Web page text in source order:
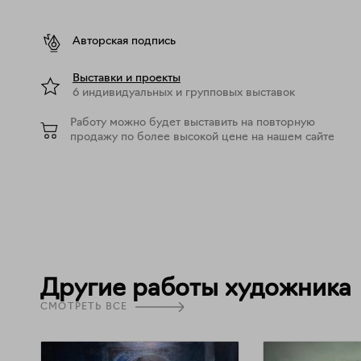
Авторская подпись
Выставки и проекты
6 индивидуальных и групповых выставок
Работу можно будет выставить на повторную
продажу по более высокой цене на нашем сайте
Другие работы художника
СМОТРЕТЬ ВСЕ